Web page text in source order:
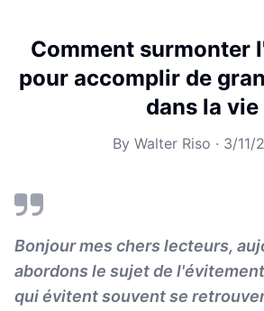
Comment surmonter
pour accomplir de
dans la vie
By Walter Riso · 3/11/
Bonjour mes chers lecteurs,
abordons le sujet de
qui évitent souvent se